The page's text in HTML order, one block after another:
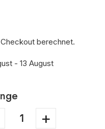
berechnet.
- 13 August